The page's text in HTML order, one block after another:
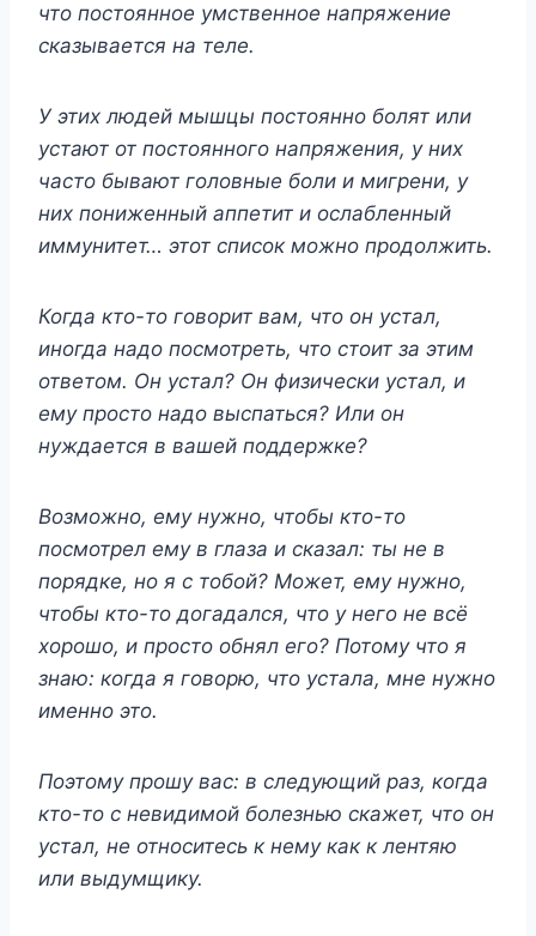
что постоянное умственное напряжение
сказывается на теле.
У этих людей мышцы постоянно болят или
устают от постоянного напряжения, у них
часто бывают головные боли и мигрени, у
них пониженный аппетит и ослабленный
иммунитет… этот список можно продолжить.
Когда кто-то говорит вам, что он устал,
иногда надо посмотреть, что стоит за этим
ответом. Он устал? Он физически устал, и
ему просто надо выспаться? Или он
нуждается в вашей поддержке?
Возможно, ему нужно, чтобы кто-то
посмотрел ему в глаза и сказал: ты не в
порядке, но я с тобой? Может, ему нужно,
чтобы кто-то догадался, что у него не всё
хорошо, и просто обнял его? Потому что я
знаю: когда я говорю, что устала, мне нужно
именно это.
Поэтому прошу вас: в следующий раз, когда
кто-то с невидимой болезнью скажет, что он
устал, не относитесь к нему как к лентяю
или выдумщику.